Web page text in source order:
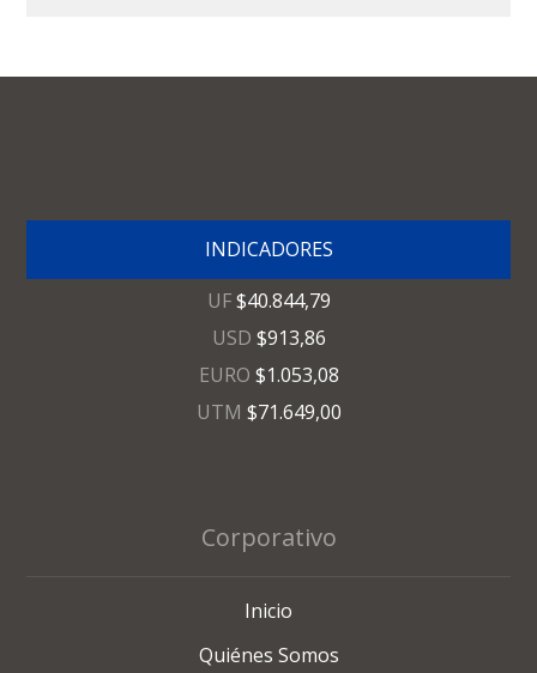
INDICADORES
UF$40.844,79
USD $913,86
EURO $1.053,08
UTM $71.649,00
Corporativo
Inicio
Quiénes Somos